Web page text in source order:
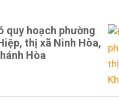
quy hoạch phường
thị xã Ninh Hòa,
Hòa